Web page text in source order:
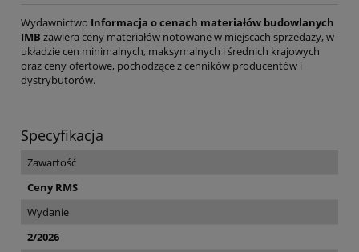
Wydawnictwo Informacja o cenach materiałów budowlanych
IMB zawiera ceny materiałów notowane w miejscach sprzedaży, w
układzie cen minimalnych, maksymalnych i średnich krajowych
oraz ceny ofertowe, pochodzące z cenników producentów i
dystrybutorów.
Specyfikacja
Zawartość
Ceny RMS
Wydanie
2/2026